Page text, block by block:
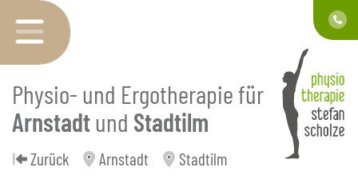
Physio- und Ergotherapie für
Arnstadtund Stadtilm
Zurück Arnstadt Stadtilm